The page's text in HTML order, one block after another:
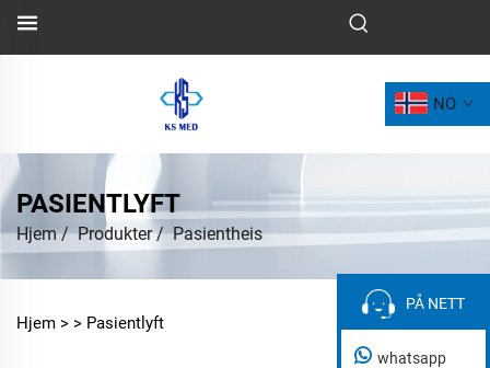
NO
PASIENTLYFT
Hjem/Produkter/Pasientheis
Hjem > > Pasientlyft
PÅ NETT
PÅ NETT
whatsapp